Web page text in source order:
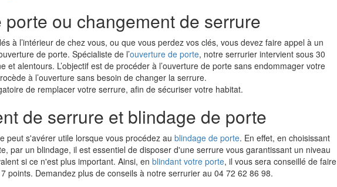
porte ou changement de serrure
à l’intérieur de chez vous, ou que vous perdez vos clés, vous devez faire appel à un
de porte. Spécialiste de l’ouverture de porte, notre serrurier intervient sous 30
et alentours. L’objectif est de procéder à l’ouverture de porte sans endommager votre
à l’ouverture sans besoin de changer la serrure.
de remplacer votre serrure, afin de sécuriser votre habitat.
de serrure et blindage de porte
peut s'avérer utile lorsque vous procédez au blindage de porte. En effet, en choisissant
par un blindage, il est essentiel de disposer d'une serrure vous garantissant un niveau
si ce n'est plus important. Ainsi, en blindant votre porte, il vous sera conseillé de faire
points. Demandez plus de conseils à notre serrurier au 04 72 62 86 98.